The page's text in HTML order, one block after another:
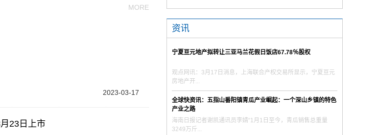
MORE
2023-03-17
23日上市
资讯
宁夏亘元地产拟转让三亚马兰花假日饭店67.78％股权
观点网讯：3月17日消息，上海联合产权交易所显示，宁夏亘元
房地产开...
全球快资讯：五指山番阳镇青瓜产业崛起：一个深山乡镇的特色
产业之路
海南日报记者谢凯通讯员李婧“1月1日至今，青瓜销售总重量
3249万斤...